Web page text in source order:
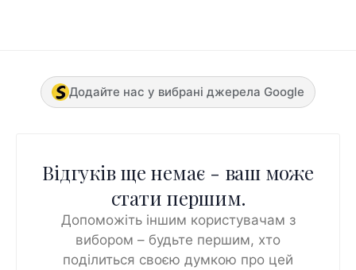
Додайте нас у вибрані джерела Google
Відгуків ще немає - ваш може
стати першим.
Допоможіть іншим користувачам з
вибором – будьте першим, хто
поділиться своєю думкою про цей